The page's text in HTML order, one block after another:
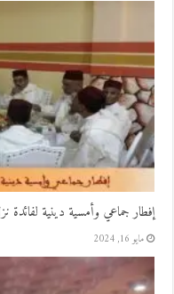
إفطار جماعي وأمسية دينية لفائدة
مايو 16, 2024